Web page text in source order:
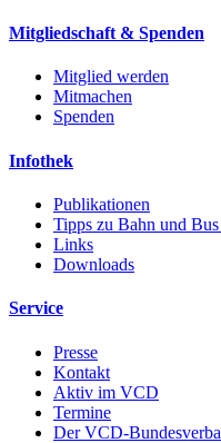
Mitgliedschaft & Spenden
Mitglied werden
Mitmachen
Spenden
Infothek
Publikationen
Tipps zu Bahn und
Links
Downloads
Service
Presse
Kontakt
Aktiv im VCD
Termine
Der VCD-